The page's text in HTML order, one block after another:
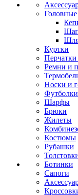
Куртки
Ремни и
Носки и
Футболки
Шарфы
Брюки
Жилеты
Костюмы
Рубашки
Ботинки
Сапоги